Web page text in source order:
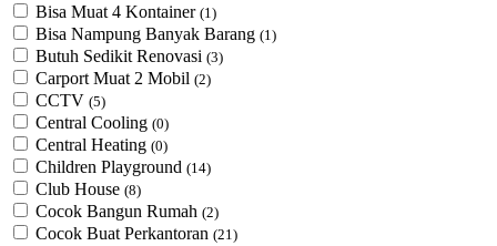
Bisa Muat 4 Kontainer (1)
Bisa Nampung Banyak Barang (1)
Butuh Sedikit Renovasi (3)
Carport Muat 2 Mobil (2)
CCTV (5)
Central Cooling (0)
Central Heating (0)
Children Playground (14)
Club House (8)
Cocok Bangun Rumah (2)
Cocok Buat Perkantoran (21)